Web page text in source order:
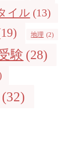
イル (13)
地理 (2)
験 (28)
(32)